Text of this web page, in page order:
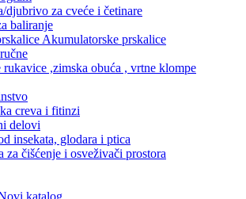
djubrivo za cveće i četinare
baliranje
Akumulatorske prskalice
rukavice ,zimska obuća , vrtne klompe
creva i fitinzi
delovi
insekata, glodara i ptica
za čišćenje i osveživači prostora